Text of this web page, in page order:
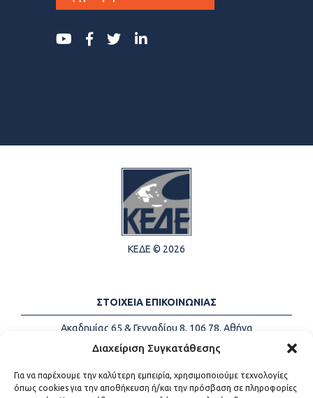
Διαχείριση Συγκατάθεσης
Για να παρέχουμε την καλύτερη εμπειρία, χρησιμοποιούμε τεχνολογίες
όπως cookies για την αποθήκευση ή/και την πρόσβαση σε πληροφορίες
ΚΕΔΕ © 2026
ΣΤΟΙΧΕΙΑ ΕΠΙΚΟΙΝΩΝΙΑΣ
Ακαδημίας 65 & Γενναδίου 8, 106 78, Αθήνα
Τηλέφωνα:
+30 213-2147500
Email:
info@kede.gr